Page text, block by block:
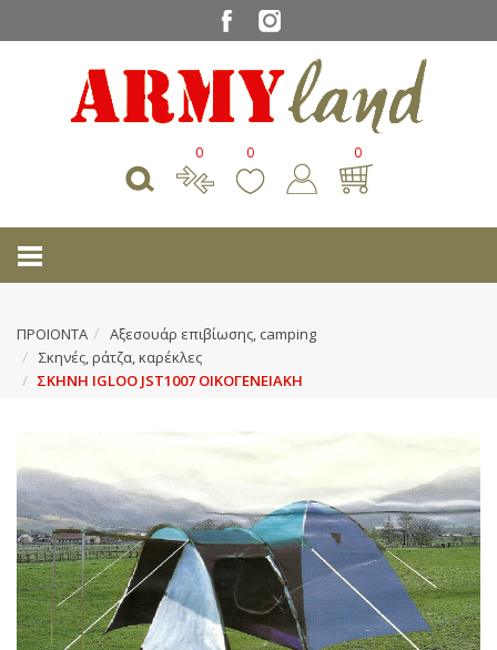
0 0 0
ΠΡΟΙΟΝΤΑ
Αξεσουάρ επιβίωσης, camping
Σκηνές, ράτζα, καρέκλες
ΣΚΗΝΗ IGLOO JST1007 ΟΙΚΟΓΕΝΕΙΑΚΗ